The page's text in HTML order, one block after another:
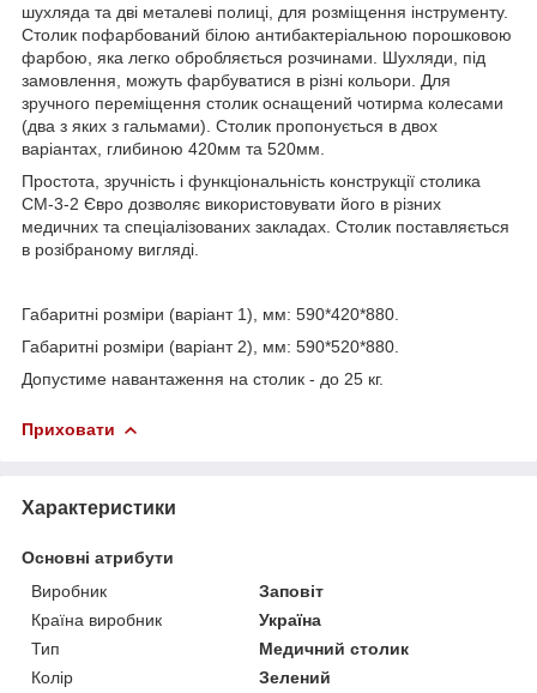
шухляда та дві металеві полиці, для розміщення інструменту.
Столик пофарбований білою антибактеріальною порошковою
фарбою, яка легко обробляється розчинами. Шухляди, під
замовлення, можуть фарбуватися в різні кольори. Для
зручного переміщення столик оснащений чотирма колесами
(два з яких з гальмами). Столик пропонується в двох
варіантах, глибиною 420мм та 520мм.
Простота, зручність і функціональність конструкції столика
СМ-3-2 Євро дозволяє використовувати його в різних
медичних та спеціалізованих закладах. Столик поставляється
в розібраному вигляді.
Габаритні розміри (варіант 1), мм: 590*420*880.
Габаритні розміри (варіант 2), мм: 590*520*880.
Допустиме навантаження на столик - до 25 кг.
Приховати
Характеристики
Основні атрибути
Виробник
Заповіт
Країна виробник
Україна
Тип
Медичний столик
Колір
Зелений